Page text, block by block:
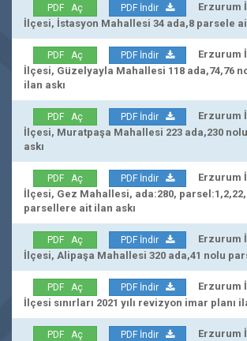
PDF Aç PDF İndir
Erzurum
İlçesi, İstasyon Mahallesi 34 ada,8 parsele
PDF Aç PDF İndir
Erzurum
İlçesi, Güzelyayla Mahallesi 118 ada,74,76
ilan askı
PDF Aç PDF İndir
Erzurum
İlçesi, Muratpaşa Mahallesi 223 ada,230
askı
PDF Aç PDF İndir
Erzurum
İlçesi, Gez Mahallesi, ada:280,
parsellere ait ilan askı
PDF Aç PDF İndir
Erzurum
İlçesi, Alipaşa Mahallesi 320 ada,41 nolu
PDF Aç PDF İndir
Erzurum
İlçesi sınırları 2021 yılı revizyon imar planı
PDF Aç PDF İndir
Erzurum